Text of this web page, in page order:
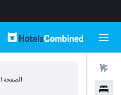
الصفحة